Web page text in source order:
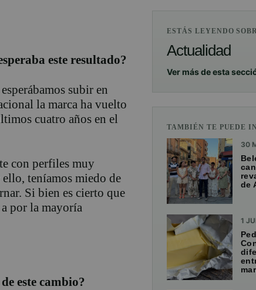
este resultado?
subir en
la marca ha vuelto
cuatro años en el
con perfiles muy
teníamos miedo de
Si bien es cierto que
por la mayoría
este cambio?
ESTÁS LEYENDO
Actualidad
Ver más de esta
TAMBIÉN TE PUEDE
30
de
1